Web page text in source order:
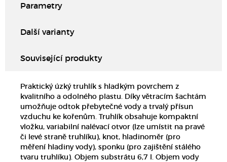
Parametry
Další varianty
Související produkty
Praktický úzký truhlík s hladkým povrchem z
kvalitního a odolného plastu. Díky větracím šachtám
umožňuje odtok přebytečné vody a trvalý přísun
vzduchu ke kořenům. Truhlík obsahuje kompaktní
vložku, variabilní nalévací otvor (lze umístit na pravé
či levé straně truhlíku), knot, hladinoměr (pro
měření hladiny vody), sponku (pro zajištění stálého
tvaru truhlíku). Objem substrátu 6,7 l. Objem vody